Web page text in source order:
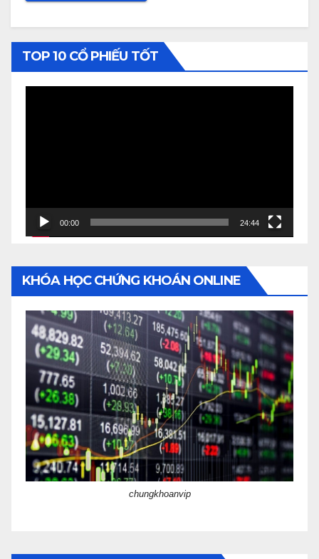
TOP 10 CỔ PHIẾU TỐT
00:00 24:44
KHÓA HỌC CHỨNG KHOÁN ONLINE
chungkhoanvip